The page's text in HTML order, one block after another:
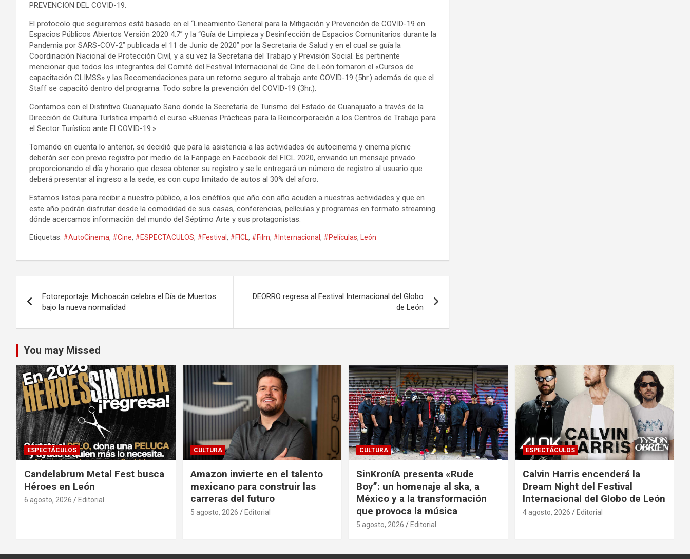
PREVENCION DEL COVID-19.
El protocolo que seguiremos está basado en el “Lineamiento General para la Mitigación y Prevención de COVID-19 en
Espacios Públicos Abiertos Versión 2020 4.7” y la “Guía de Limpieza y Desinfección de Espacios Comunitarios durante la
Pandemia por SARS-COV-2” publicada el 11 de Junio de 2020” por la Secretaria de Salud y en el cual se guía la
Coordinación Nacional de Protección Civil, y a su vez la Secretaria del Trabajo y Previsión Social. Es pertinente
mencionar que todos los integrantes del Comité del Festival Internacional de Cine de León tomaron el «Cursos de
capacitación CLIMSS» y las Recomendaciones para un retorno seguro al trabajo ante COVID-19 (5hr.) además de que el
Staff se capacitó dentro del programa: Todo sobre la prevención del COVID-19 (3hr.).
Contamos con el Distintivo Guanajuato Sano donde la Secretaría de Turismo del Estado de Guanajuato a través de la
Dirección de Cultura Turística impartió el curso «Buenas Prácticas para la Reincorporación a los Centros de Trabajo para
el Sector Turístico ante El COVID-19.»
Tomando en cuenta lo anterior, se decidió que para la asistencia a las actividades de autocinema y cinema pícnic
deberán ser con previo registro por medio de la Fanpage en Facebook del FICL 2020, enviando un mensaje privado
proporcionando el día y horario que desea obtener su registro y se le entregará un número de registro al usuario que
deberá presentar al ingreso a la sede, es con cupo limitado de autos al 30% del aforo.
Estamos listos para recibir a nuestro público, a los cinéfilos que año con año acuden a nuestras actividades y que en
este año podrán disfrutar desde la comodidad de sus casas, conferencias, películas y programas en formato streaming
dónde acercamos información del mundo del Séptimo Arte y sus protagonistas.
Etiquetas: #AutoCinema, #Cine, #ESPECTACULOS, #Festival , #FICL , #Film, #Internacional , #Películas, León
de
entradas
Fotoreportaje: Michoacán celebra el Día de Muertos
bajo la nueva normalidad
DEORRO regresa al Festival Internacional del Globo
de León
You may Missed
ESPECTÁCULOS
Candelabrum Metal Fest busca
Héroes en León
6 agosto, 2026 Editorial
CULTURA
Amazon invierte en el talento
mexicano para construir las
carreras del futuro
5 agosto, 2026 Editorial
CULTURA
SinKroníA presenta «Rude
Boy”: un homenaje al ska, a
México y a la transformación
que provoca la música
5 agosto, 2026 Editorial
ESPECTÁCULOS
Calvin Harris encenderá la
Dream Night del Festival
Internacional del Globo de León
4 agosto, 2026 Editorial